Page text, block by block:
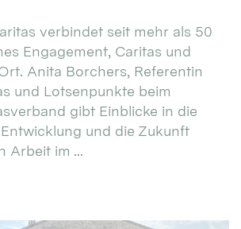
verbindet seit mehr als 50
Engagement, Caritas und
Anita Borchers, Referentin
und Lotsenpunkte beim
gibt Einblicke in die
und die Zukunft
Arbeit im ...